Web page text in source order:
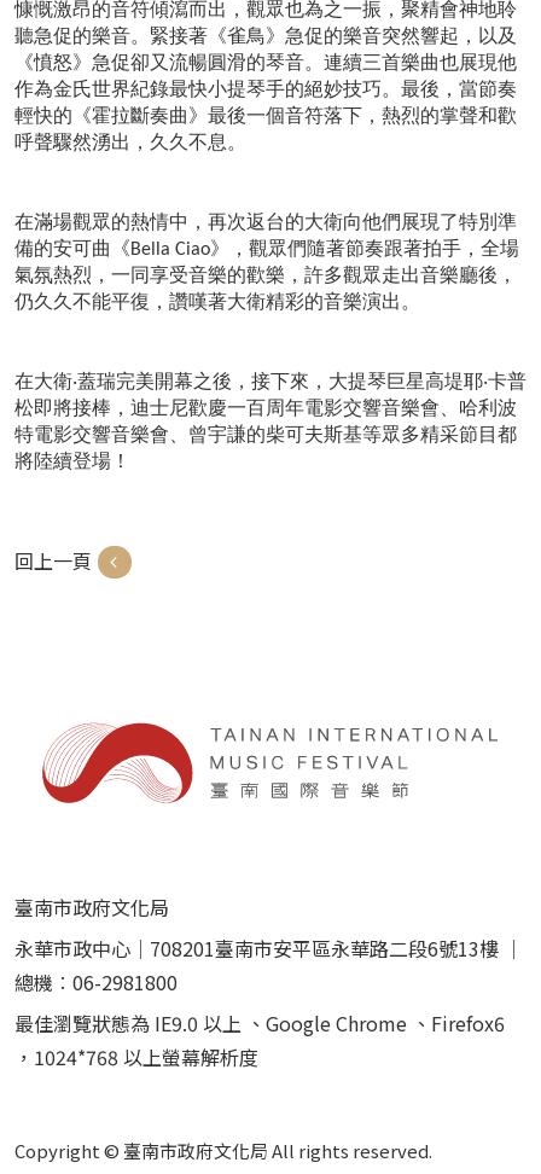
慷慨激昂的音符傾瀉而出，觀眾也為之一振，聚精會神地聆
聽急促的樂音。緊接著《雀鳥》急促的樂音突然響起，以及
《憤怒》急促卻又流暢圓滑的琴音。連續三首樂曲也展現他
作為金氏世界紀錄最快小提琴手的絕妙技巧。最後，當節奏
輕快的《霍拉斷奏曲》最後一個音符落下，熱烈的掌聲和歡
呼聲驟然湧出，久久不息。
在滿場觀眾的熱情中，再次返台的大衛向他們展現了特別準
備的安可曲《Bella Ciao》，觀眾們隨著節奏跟著拍手，全場
氣氛熱烈，一同享受音樂的歡樂，許多觀眾走出音樂廳後，
仍久久不能平復，讚嘆著大衛精彩的音樂演出。
在大衛‧蓋瑞完美開幕之後，接下來，大提琴巨星高堤耶‧卡普
松即將接棒，迪士尼歡慶一百周年電影交響音樂會、哈利波
特電影交響音樂會、曾宇謙的柴可夫斯基等眾多精采節目都
將陸續登場！
回上一頁
臺南市政府文化局
永華市政中心｜708201臺南市安平區永華路二段6號13樓 ｜
總機︰06-2981800
最佳瀏覽狀態為 IE9.0 以上 、Google Chrome 、Firefox6
，1024*768 以上螢幕解析度
Copyright © 臺南市政府文化局 All rights reserved.